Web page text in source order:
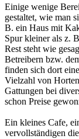
Einige wenige
gestaltet, wie man
B. ein Haus mit
Spur kleiner als z.
Rest steht wie
Betreibern bzw.
finden sich dort
Vielzahl von
Gattungen bei
schon Preise
Ein kleines Cafe,
vervollständigen